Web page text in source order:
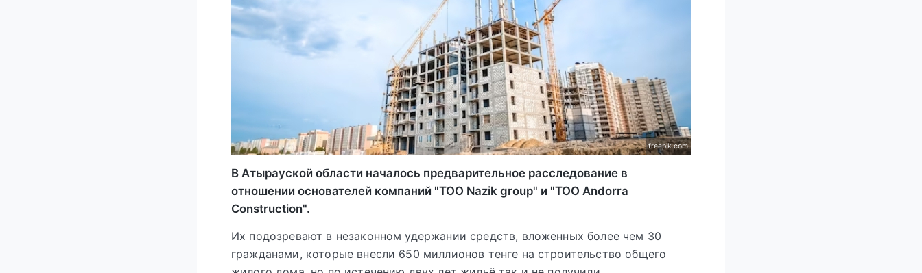
freepik.com
В Атырауской области началось предварительное расследование в
отношении основателей компаний "TOO Nazik group" и "TOO Andorra
Construction".
Их подозревают в незаконном удержании средств, вложенных более чем 30
гражданами, которые внесли 650 миллионов тенге на строительство общего